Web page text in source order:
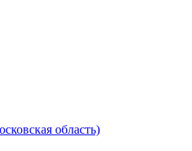
область)